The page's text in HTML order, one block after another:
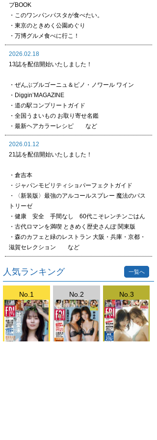
プBOOK
・このワンパンパスタが食べたい。
・東京のときめく公園めぐり
・万博グルメ食べに行こ！
2026.02.18
13誌を配信開始いたしました！
・ぜんぶブルゴーニュ＆ピノ・ノワール ワイン
・Diggin’MAGAZINE
・道の駅コンプリートガイド
・全国うまいもの お取り寄せ名鑑
・最新ヘアカラーレシピ など
2026.01.12
21誌を配信開始いたしました！
・倉吉本
・ジャパンモビリティショパーフェクトガイド
・〈新装版〉最強のアルコールスプレー 魔法のパス
トリーゼ
・健康 安全 手間なし 60代こそレンチンごはん
・古代ロマンを満喫 ときめく歴史さんぽ 関東版
・森のカフェと緑のレストラン 大阪・兵庫・京都・
滋賀セレクション など
人気ランキング 一覧へ
No.1 No.2 No.3